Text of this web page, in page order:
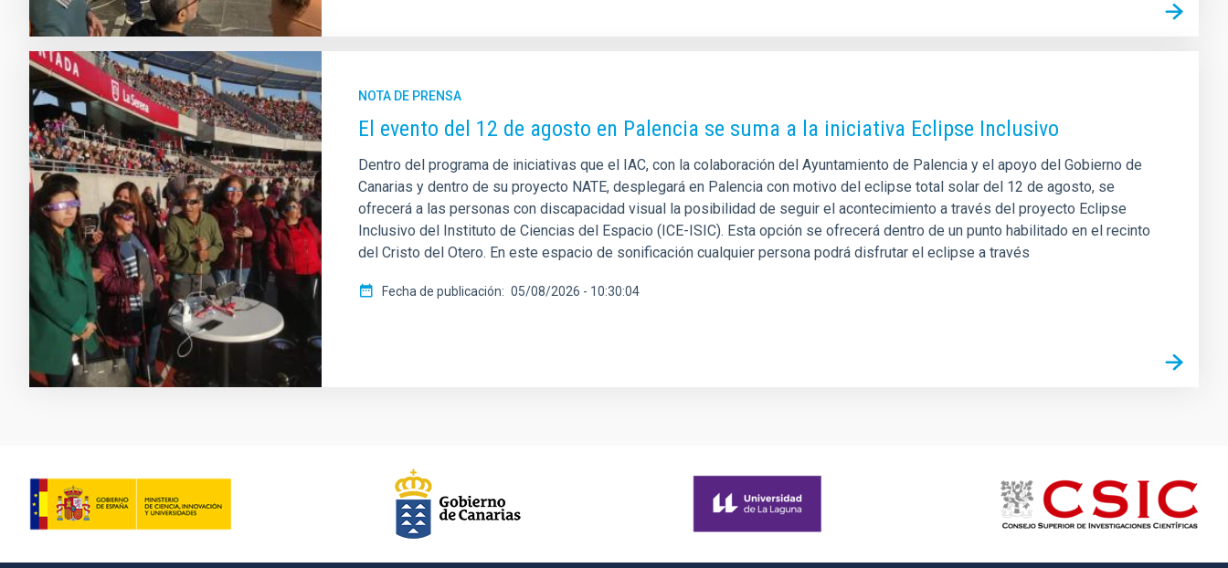
NOTA DE PRENSA
El evento del 12 de agosto en Palencia se suma a la iniciativa Eclipse Inclusivo
Dentro del programa de iniciativas que el IAC, con la colaboración del Ayuntamiento de Palencia y el apoyo del Gobierno de
Canarias y dentro de su proyecto NATE, desplegará en Palencia con motivo del eclipse total solar del 12 de agosto, se
ofrecerá a las personas con discapacidad visual la posibilidad de seguir el acontecimiento a través del proyecto Eclipse
Inclusivo del Instituto de Ciencias del Espacio (ICE-ISIC). Esta opción se ofrecerá dentro de un punto habilitado en el recinto
del Cristo del Otero. En este espacio de sonificación cualquier persona podrá disfrutar el eclipse a través
Fecha de publicación 05/08/2026 - 10:30:04